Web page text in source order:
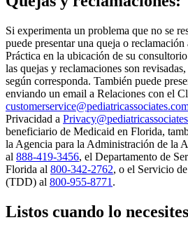
Si experimenta un problema que no se
puede presentar una queja o reclamación
Práctica en la ubicación de su
las quejas y reclamaciones son
según corresponda. También puede
enviando un email a Relaciones con el
Privacidad a
beneficiario de Medicaid en Florida,
la Agencia para la Administración de la
al 888-419-3456, el Departamento de
Florida al 800-342-2762, o el Servicio
(TDD) al 800-955-8771 .
Listos cuando lo necesites